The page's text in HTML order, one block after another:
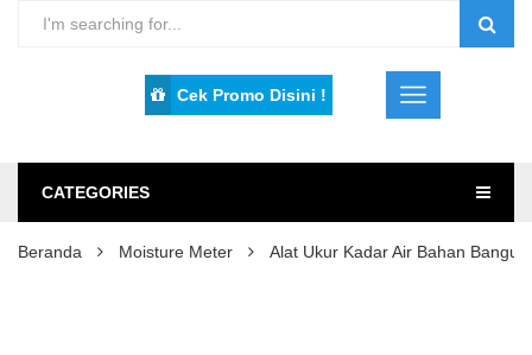
Cek Promo Disini !
CATEGORIES
Beranda Moisture Meter Alat Ukur Kadar Air Bahan